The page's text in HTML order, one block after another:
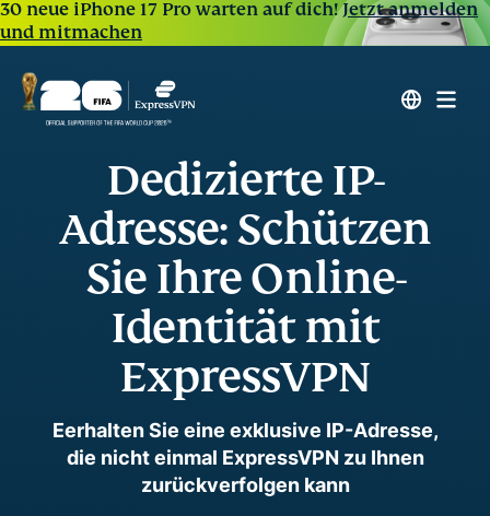
30 neue iPhone 17 Pro warten auf dich!Jetzt anmelden
und mitmachen
Dedizierte IP-
Adresse: Schützen
Sie Ihre Online-
Identität mit
ExpressVPN
Eerhalten Sie eine exklusive IP-Adresse,
die nicht einmal ExpressVPN zu Ihnen
zurückverfolgen kann